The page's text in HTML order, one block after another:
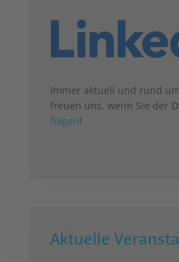
Immer aktuell und rund
freuen uns, wenn Sie der
folgen!
Aktuelle